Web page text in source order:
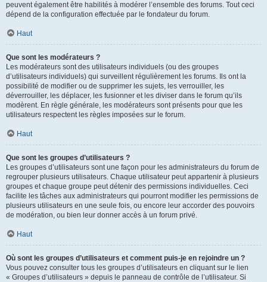
peuvent également être habilités à modérer l’ensemble des forums. Tout ceci
dépend de la configuration effectuée par le fondateur du forum.
Haut
Que sont les modérateurs ?
Les modérateurs sont des utilisateurs individuels (ou des groupes
d’utilisateurs individuels) qui surveillent régulièrement les forums. Ils ont la
possibilité de modifier ou de supprimer les sujets, les verrouiller, les
déverrouiller, les déplacer, les fusionner et les diviser dans le forum qu’ils
modèrent. En règle générale, les modérateurs sont présents pour que les
utilisateurs respectent les règles imposées sur le forum.
Haut
Que sont les groupes d’utilisateurs ?
Les groupes d’utilisateurs sont une façon pour les administrateurs du forum de
regrouper plusieurs utilisateurs. Chaque utilisateur peut appartenir à plusieurs
groupes et chaque groupe peut détenir des permissions individuelles. Ceci
facilite les tâches aux administrateurs qui pourront modifier les permissions de
plusieurs utilisateurs en une seule fois, ou encore leur accorder des pouvoirs
de modération, ou bien leur donner accès à un forum privé.
Haut
Où sont les groupes d’utilisateurs et comment puis-je en rejoindre un ?
Vous pouvez consulter tous les groupes d’utilisateurs en cliquant sur le lien
« Groupes d’utilisateurs » depuis le panneau de contrôle de l’utilisateur. Si